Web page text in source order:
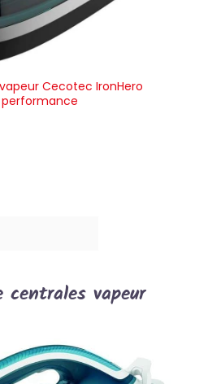
Cecotec IronHero
performance
centrales vapeur